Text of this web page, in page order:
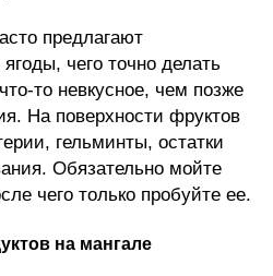
предлагают
чего точно делать
то невкусное, чем позже
На поверхности фруктов
гельминты, остатки
Обязательно мойте
чего только пробуйте ее.
на мангале